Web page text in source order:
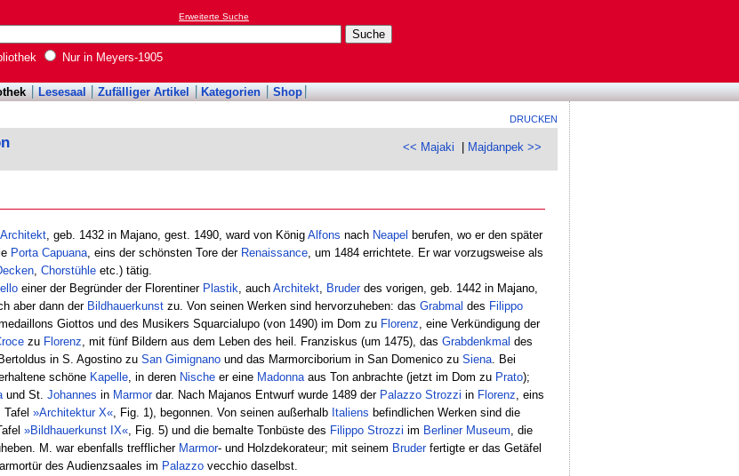
Erweiterte Suche
Nur in Meyers-1905
Lesesaal Zufälliger Artikel Kategorien Shop
DRUCKEN
<< Majaki Majdanpek >>
Architekt , geb. 1432 in Majano, gest. 1490, ward von König Alfons nach Neapel berufen, wo er den später
Porta Capuana, eins der schönsten Tore der Renaissance, um 1484 errichtete. Er war vorzugsweise als
, Chorstühleetc.) tätig.
einer der Begründer der Florentiner Plastik , auchArchitekt Bruderdes vorigen, geb. 1442 in Majano,
aber dann der Bildhauerkunstzu. Von seinen Werken sind hervorzuheben: das Grabmal des Filippo
Giottos und des Musikers Squarcialupo (von 1490) im Dom zu Florenz , eine Verkündigung der
zu Florenz , mit fünf Bildern aus dem Leben des heil. Franziskus (um 1475), das Grabdenkmal des
in S. Agostino zu San Gimignanound das Marmorciborium in San Domenico zu Siena. Bei
schöne Kapelle, in deren Nischeer eine Madonnaaus Ton anbrachte (jetzt im Dom zu Prato);
und St. Johannes in Marmordar. Nach Majanos Entwurf wurde 1489 der Palazzo Strozzi in Florenz , eins
»Architektur X«, Fig. 1), begonnen. Von seinen außerhalb Italiens befindlichen Werken sind die
»Bildhauerkunst IX«, Fig. 5) und die bemalte Tonbüste des Filippo Strozzi im Berliner Museum , die
M. war ebenfalls trefflicher Marmor- und Holzdekorateur; mit seinem Bruderfertigte er das Getäfel
des Audienzsaales im Palazzovecchio daselbst.